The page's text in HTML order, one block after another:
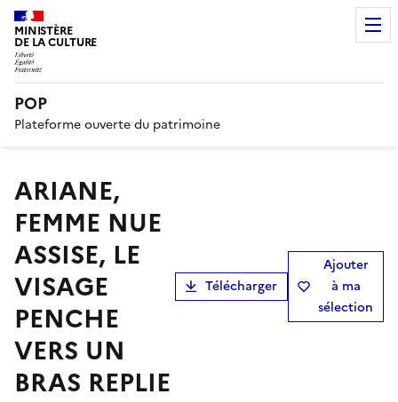
MINISTÈRE
DE LA CULTURE
POP
Plateforme ouverte du patrimoine
ARIANE,
FEMME NUE
ASSISE, LE
VISAGE
PENCHE
VERS UN
BRAS REPLIE
Télécharger
Ajouter
à ma
sélection